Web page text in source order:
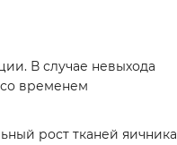
В случае невыхода
со временем
рост тканей яичника